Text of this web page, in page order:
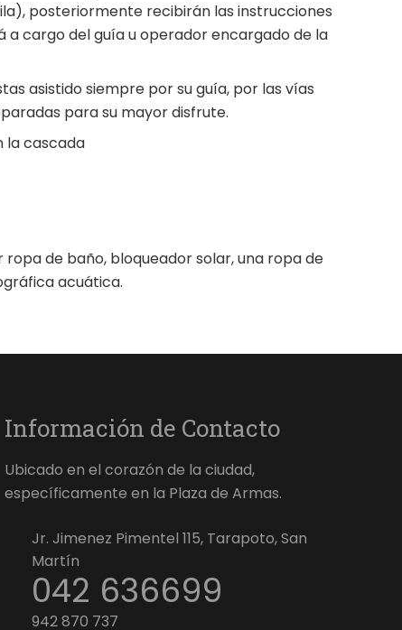
posteriormente recibirán las instrucciones
a cargo del guía u operador encargado de la
asistido siempre por su guía, por las vías
para su mayor disfrute.
la cascada
ropa de baño, bloqueador solar, una ropa de
acuática.
Información de Contacto
Ubicado en el corazón de la ciudad,
específicamente en la Plaza de Armas.
Jr. Jimenez Pimentel 115, Tarapoto, San
Martín
042 636699
942 870 737